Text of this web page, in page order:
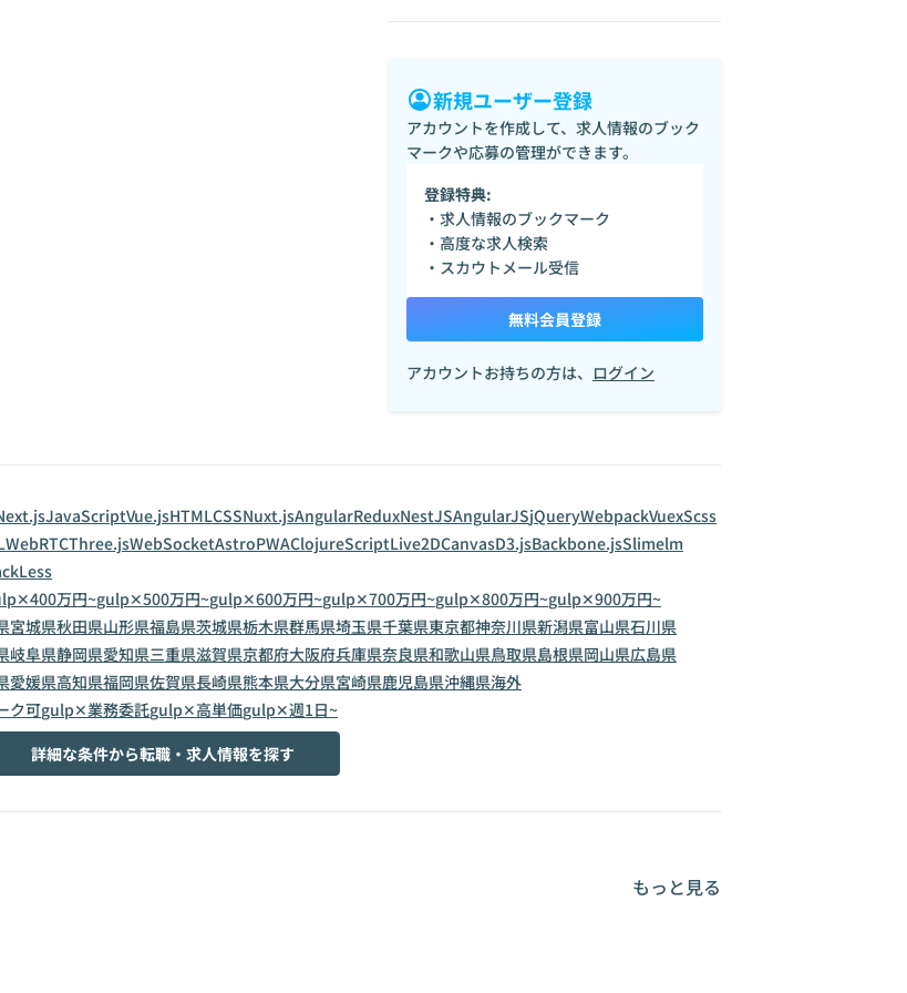
新規ユーザー登録
アカウントを作成して、求人情報のブック
マークや応募の管理ができます。
登録特典:
・求人情報のブックマーク
・高度な求人検索
・スカウトメール受信
無料会員登録
アカウントお持ちの方は、 ログイン
JavaScriptVue.jsHTMLCSSNuxt.jsAngularReduxNestJSAngularJSjQueryWebpackVuexScss
WebRTCThree.jsWebSocketAstroPWAClojureScriptLive2DCanvasD3.jsBackbone.jsSlimelm
Less
万円~gulp✕500万円~gulp✕600万円~gulp✕700万円~gulp✕800万円~gulp✕900万円~
宮城県秋田県山形県福島県茨城県栃木県群馬県埼玉県千葉県東京都神奈川県新潟県富山県石川県
岐阜県静岡県愛知県三重県滋賀県京都府大阪府兵庫県奈良県和歌山県鳥取県島根県岡山県広島県
愛媛県高知県福岡県佐賀県長崎県熊本県大分県宮崎県鹿児島県沖縄県海外
ク可gulp✕業務委託gulp✕高単価gulp✕週1日~
詳細な条件から転職・求人情報を探す
もっと見る